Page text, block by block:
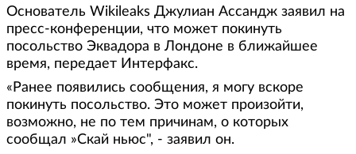
Основатель Wikileaks Джулиан Ассандж заявил на
пресс-конференции, что может покинуть
посольство Эквадора в Лондоне в ближайшее
время, передает Интерфакс.
«Ранее появились сообщения, я могу вскоре
покинуть посольство. Это может произойти,
возможно, не по тем причинам, о которых
сообщал »Скай ньюс", - заявил он.